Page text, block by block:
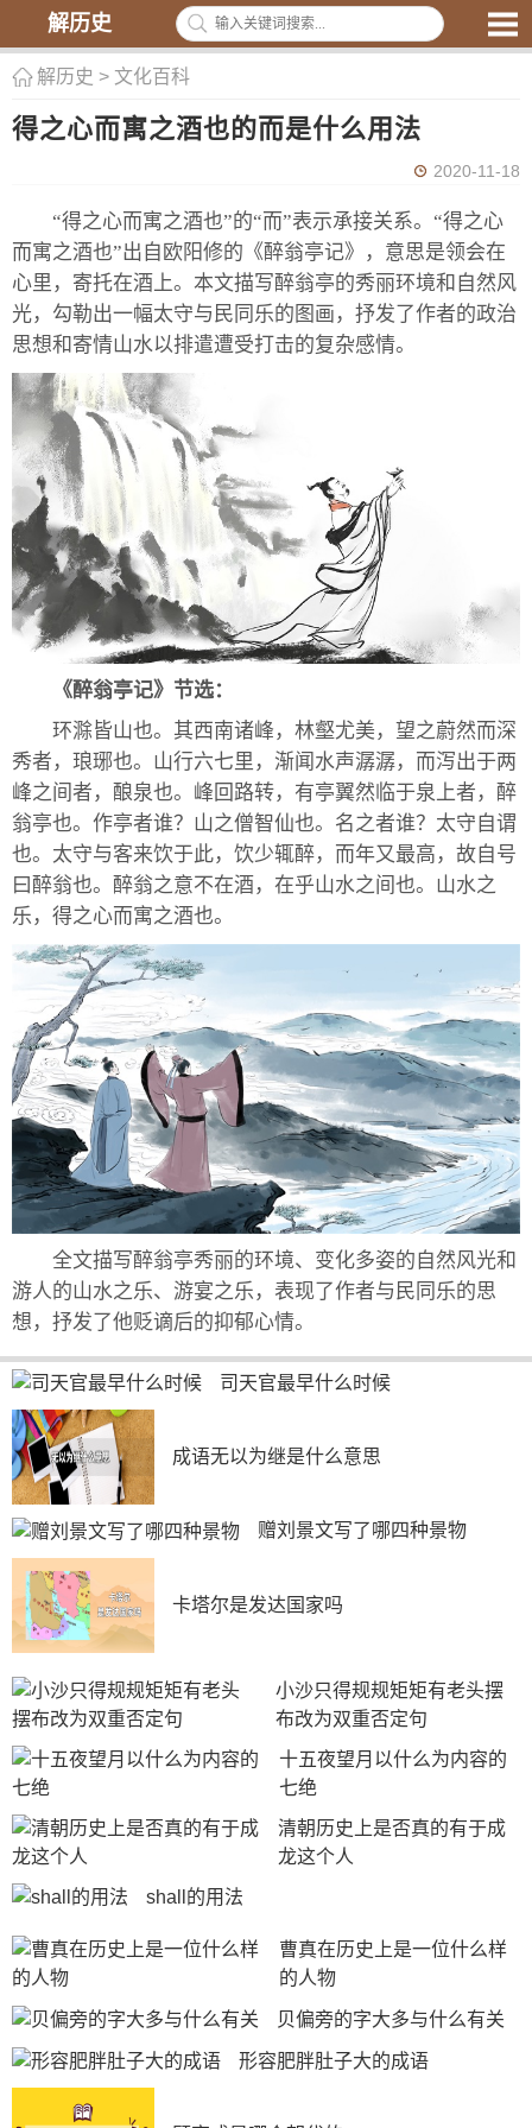
解历史
解历史 > 文化百科
得之心而寓之酒也的而是什么用法
2020-11-18
“得之心而寓之酒也”的“而”表示承接关系。“得之心
而寓之酒也”出自欧阳修的《醉翁亭记》，意思是领会在
心里，寄托在酒上。本文描写醉翁亭的秀丽环境和自然风
光，勾勒出一幅太守与民同乐的图画，抒发了作者的政治
思想和寄情山水以排遣遭受打击的复杂感情。
《醉翁亭记》节选：
环滁皆山也。其西南诸峰，林壑尤美，望之蔚然而深
秀者，琅琊也。山行六七里，渐闻水声潺潺，而泻出于两
峰之间者，酿泉也。峰回路转，有亭翼然临于泉上者，醉
翁亭也。作亭者谁？山之僧智仙也。名之者谁？太守自谓
也。太守与客来饮于此，饮少辄醉，而年又最高，故自号
曰醉翁也。醉翁之意不在酒，在乎山水之间也。山水之
乐，得之心而寓之酒也。
全文描写醉翁亭秀丽的环境、变化多姿的自然风光和
游人的山水之乐、游宴之乐，表现了作者与民同乐的思
想，抒发了他贬谪后的抑郁心情。
司天官最早什么时候
成语无以为继是什么意思
赠刘景文写了哪四种景物
卡塔尔是发达国家吗
小沙只得规规矩矩有老头摆
布改为双重否定句
十五夜望月以什么为内容的
七绝
清朝历史上是否真的有于成
龙这个人
shall的用法
曹真在历史上是一位什么样
的人物
贝偏旁的字大多与什么有关
形容肥胖肚子大的成语